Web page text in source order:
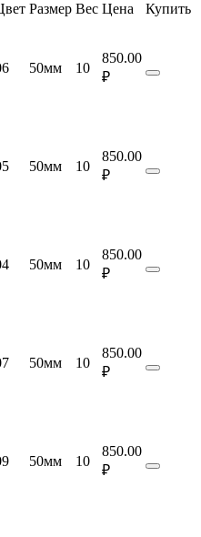
Размер Вес Цена Купить
50мм 10
850.00
₽
50мм 10
850.00
₽
50мм 10
850.00
₽
50мм 10
850.00
₽
50мм 10
850.00
₽